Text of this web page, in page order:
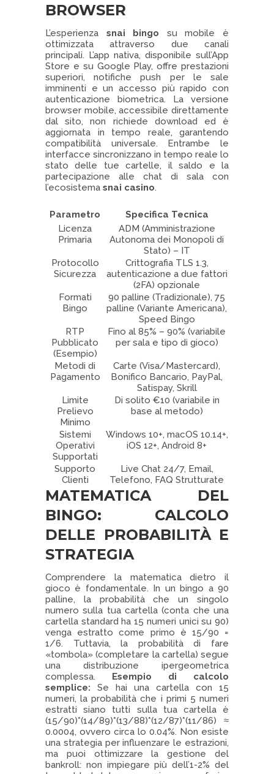
BROWSER
L’esperienza snai bingo su mobile è
ottimizzata attraverso due canali
principali. L’app nativa, disponibile sull’App
Store e su Google Play, offre prestazioni
superiori, notifiche push per le sale
imminenti e un accesso più rapido con
autenticazione biometrica. La versione
browser mobile, accessibile direttamente
dal sito, non richiede download ed è
aggiornata in tempo reale, garantendo
compatibilità universale. Entrambe le
interfacce sincronizzano in tempo reale lo
stato delle tue cartelle, il saldo e la
partecipazione alle chat di sala con
l’ecosistema snai casino.
Parametro
Specifica Tecnica
Licenza
Primaria
ADM (Amministrazione
Autonoma dei Monopoli di
Stato) – IT
Protocollo
Sicurezza
Crittografia TLS 1.3,
autenticazione a due fattori
(2FA) opzionale
Formati
Bingo
90 palline (Tradizionale), 75
palline (Variante Americana),
Speed Bingo
RTP
Pubblicato
(Esempio)
Fino al 85% – 90% (variabile
per sala e tipo di gioco)
Metodi di
Pagamento
Carte (Visa/Mastercard),
Bonifico Bancario, PayPal,
Satispay, Skrill
Limite
Prelievo
Minimo
Di solito €10 (variabile in
base al metodo)
Sistemi
Operativi
Supportati
Windows 10+, macOS 10.14+,
iOS 12+, Android 8+
Supporto
Clienti
Live Chat 24/7, Email,
Telefono, FAQ Strutturate
MATEMATICA DEL
BINGO: CALCOLO
DELLE PROBABILITÀ E
STRATEGIA
Comprendere la matematica dietro il
gioco è fondamentale. In un bingo a 90
palline, la probabilità che un singolo
numero sulla tua cartella (conta che una
cartella standard ha 15 numeri unici su 90)
venga estratto come primo è 15/90 =
1/6. Tuttavia, la probabilità di fare
«tombola» (completare la cartella) segue
una distribuzione ipergeometrica
complessa. Esempio di calcolo
semplice: Se hai una cartella con 15
numeri, la probabilità che i primi 5 numeri
estratti siano tutti sulla tua cartella è
(15/90)*(14/89)*(13/88)*(12/87)*(11/86) ≈
0.0004, ovvero circa lo 0.04%. Non esiste
una strategia per influenzare le estrazioni,
ma puoi ottimizzare la gestione del
bankroll: non impiegare più dell’1-2% del